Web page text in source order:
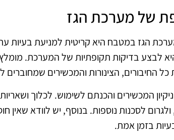
של מערכת הגז
הגז במטבח היא קריטית למניעת בעיות
לבצע בדיקות תקופתיות של המערכת. מומלץ
החיבורים, הצינורות והמכשירים שמחוברים
המכשירים והכנתם לשימוש. לכלוך
לסכנות נוספות. בנוסף, יש לוודא שאין
בזמן אמת.